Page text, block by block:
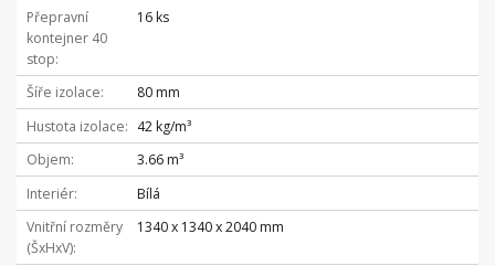
Přepravní
kontejner 40
stop
16 ks
Šíře izolace
80 mm
Hustota izolace
42 kg/m³
Objem
3.66 m³
Interiér
Bílá
Vnitřní rozměry
(ŠxHxV)
1340 x 1340 x 2040 mm